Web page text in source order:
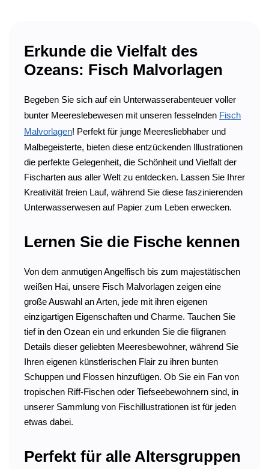
Erkunde die Vielfalt des
Ozeans: Fisch Malvorlagen
Begeben Sie sich auf ein Unterwasserabenteuer voller
bunter Meereslebewesen mit unseren fesselnden Fisch
Malvorlagen! Perfekt für junge Meeresliebhaber und
Malbegeisterte, bieten diese entzückenden Illustrationen
die perfekte Gelegenheit, die Schönheit und Vielfalt der
Fischarten aus aller Welt zu entdecken. Lassen Sie Ihrer
Kreativität freien Lauf, während Sie diese faszinierenden
Unterwasserwesen auf Papier zum Leben erwecken.
Lernen Sie die Fische kennen
Von dem anmutigen Angelfisch bis zum majestätischen
weißen Hai, unsere Fisch Malvorlagen zeigen eine
große Auswahl an Arten, jede mit ihren eigenen
einzigartigen Eigenschaften und Charme. Tauchen Sie
tief in den Ozean ein und erkunden Sie die filigranen
Details dieser geliebten Meeresbewohner, während Sie
Ihren eigenen künstlerischen Flair zu ihren bunten
Schuppen und Flossen hinzufügen. Ob Sie ein Fan von
tropischen Riff-Fischen oder Tiefseebewohnern sind, in
unserer Sammlung von Fischillustrationen ist für jeden
etwas dabei.
Perfekt für alle Altersgruppen